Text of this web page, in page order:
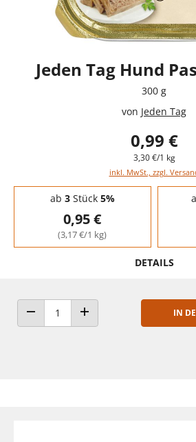
Jeden Tag Hund
300 g
von Jeden Tag
0,99 €
3,30 €/1 kg
inkl. MwSt., zzgl.
Staffelpreise - Mengenrabatt
ab 3Stück 5%
0,95 €
(3,17 €/1 kg)
DETAILS
ANZAHL VERRINGERNANZAHL ERHÖHEN
IN